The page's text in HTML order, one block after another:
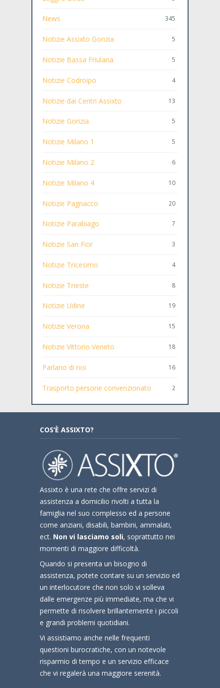
News 345
Notizie Assixto Gorizia 5
Notizie Bassa Friulana 5
Notizie Codroipo 4
Notizie dai Centri Assixto 13
Notizie Gorizia 5
Notizie Milano 1 5
Notizie Milano 2 6
Notizie Milano 4 10
Notizie Pagnacco 20
Notizie Parabiago 7
Notizie San Fior 3
Notizie Tricesimo 4
Notizie Trieste 8
Notizie Udine 19
Notizie Verona 15
Notizie Vittorio Veneto 18
Parlano di noi 16
Trasporto persone convenzionato 2
COS’È ASSIXTO?
Assixto è una rete che offre servizi di
assistenza a domicilio rivolti a tutta la
famiglia nel suo complesso ed a persone
come anziani, disabili, bambini, ammalati,
ect. Non vi lasciamo soli, soprattutto nei
momenti di maggiore difficoltà.
Quando si presenta un bisogno di
assistenza, potete contare su un servizio ed
un interlocutore che non solo vi solleva
dalle emergenze più immediate, ma che vi
permette di risolvere brillantemente i piccoli
e grandi problemi quotidiani.
Vi assistiamo anche nelle frequenti
questioni burocratiche, con un notevole
risparmio di tempo e un servizio efficace
che vi regalerà una maggiore serenità.